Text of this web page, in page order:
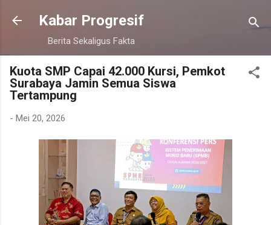
Langsung ke konten utama
Kabar Progresif
Berita Sekaligus Fakta
Kuota SMP Capai 42.000 Kursi, Pemkot
Surabaya Jamin Semua Siswa
Tertampung
- Mei 20, 2026